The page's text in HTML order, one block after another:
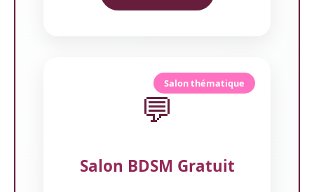
Salon thématique
💬
Salon BDSM Gratuit